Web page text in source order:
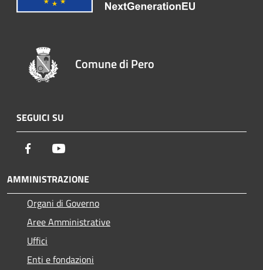
Comune di Pero
SEGUICI SU
Facebook
AMMINISTRAZIONE
Organi di Governo
Aree Amministrative
Uffici
Enti e fondazioni